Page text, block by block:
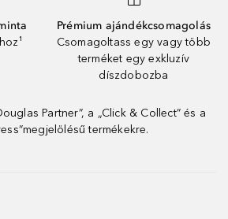
Prémium ajándékcsomagolás
Csomagoltass egy vagy több
terméket egy exkluzív
díszdobozba
Partner”, a „Click & Collect” és a
termékekre.